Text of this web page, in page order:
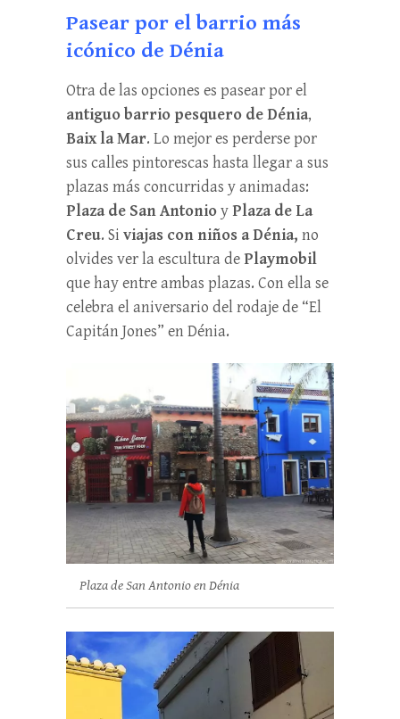
Pasear por el barrio más
icónico de Dénia
Otra de las opciones es pasear por el
antiguo barrio pesquero de Dénia,
Baix la Mar. Lo mejor es perderse por
sus calles pintorescas hasta llegar a sus
plazas más concurridas y animadas:
Plaza de San AntonioyPlaza de La
Creu. Si viajas con niños a Dénia, no
olvides ver la escultura dePlaymobil
que hay entre ambas plazas. Con ella se
celebra el aniversario del rodaje de “El
Capitán Jones” en Dénia.
Plaza de San Antonio en Dénia